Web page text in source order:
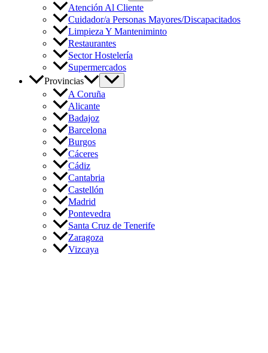
Atención Al Cliente
Cuidador/a Personas Mayores/Discapacitados
Limpieza Y Manteniminto
Restaurantes
Sector Hostelería
Supermercados
Provincias
A Coruña
Alicante
Badajoz
Barcelona
Burgos
Cáceres
Cádiz
Cantabria
Castellón
Madrid
Pontevedra
Santa Cruz de Tenerife
Zaragoza
Vizcaya